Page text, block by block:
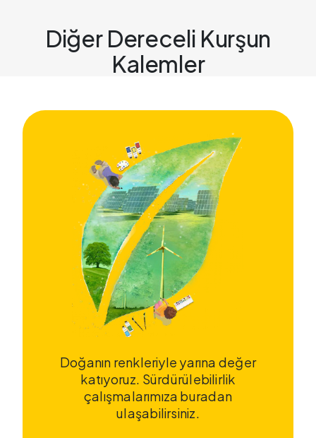
Diğer Dereceli Kurşun
Kalemler
Doğanın renkleriyle yarına değer
katıyoruz. Sürdürülebilirlik
çalışmalarımıza buradan
ulaşabilirsiniz.